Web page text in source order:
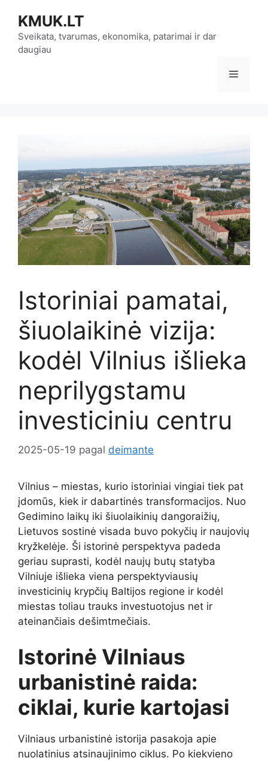
turinio
KMUK.LT
Sveikata, tvarumas, ekonomika, patarimai ir dar
daugiau
Meniu
Istoriniai pamatai,
šiuolaikinė vizija:
kodėl Vilnius išlieka
neprilygstamu
investiciniu centru
2025-05-19 pagal deimante
Vilnius – miestas, kurio istoriniai vingiai tiek pat
įdomūs, kiek ir dabartinės transformacijos. Nuo
Gedimino laikų iki šiuolaikinių dangoraižių,
Lietuvos sostinė visada buvo pokyčių ir naujovių
kryžkelėje. Ši istorinė perspektyva padeda
geriau suprasti, kodėl naujų butų statyba
Vilniuje išlieka viena perspektyviausių
investicinių krypčių Baltijos regione ir kodėl
miestas toliau trauks investuotojus net ir
ateinančiais dešimtmečiais.
Istorinė Vilniaus
urbanistinė raida:
ciklai, kurie kartojasi
Vilniaus urbanistinė istorija pasakoja apie
nuolatinius atsinaujinimo ciklus. Po kiekvieno